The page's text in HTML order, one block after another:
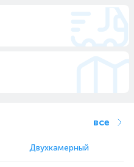
все
Двухкамерный